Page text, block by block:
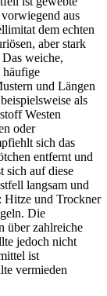
aus
dem echten
aber stark
weiche,
häufige
und Längen
als
Westen
oder
sich das
entfernt und
sich auf diese
langsam und
Hitze und Trockner
Die
über zahlreiche
jedoch nicht
ist
vermieden